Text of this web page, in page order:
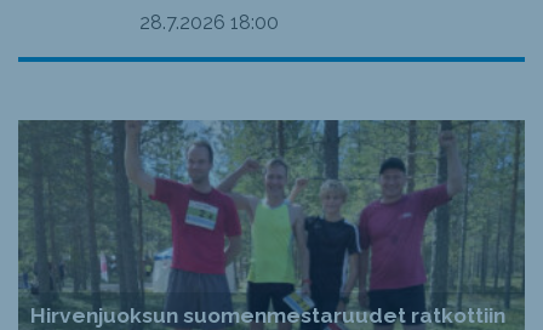
28.7.2026 18:00
Hirvenjuoksun suomenmestaruudet ratkottiin